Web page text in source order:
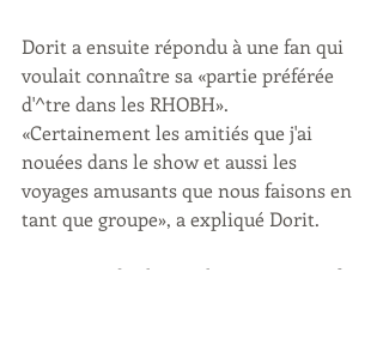
Dorit a ensuite répondu à une fan qui
voulait connaître sa «partie préférée
d'^tre dans les RHOBH».
«Certainement les amitiés que j'ai
nouées dans le show et aussi les
voyages amusants que nous faisons en
tant que groupe», a expliqué Dorit.
Pour regarder les Real Housewives of